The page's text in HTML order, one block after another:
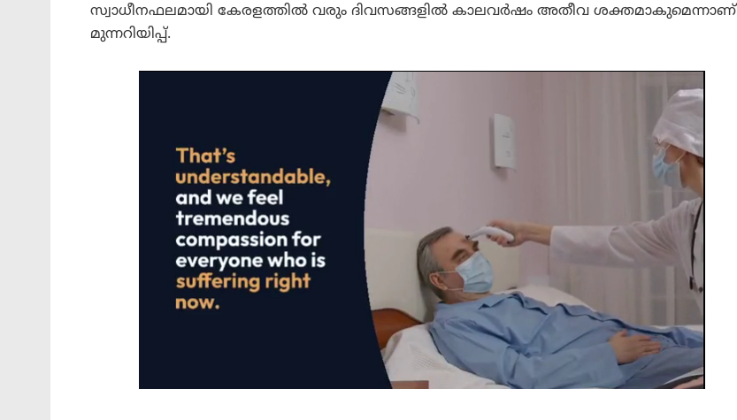
സ്വാധീനഫലമായി കേരളത്തിൽ വരും ദിവസങ്ങളിൽ കാലവർഷം അതീവ ശക്തമാകുമെന്നാണ്
മുന്നറിയിപ്പ്.